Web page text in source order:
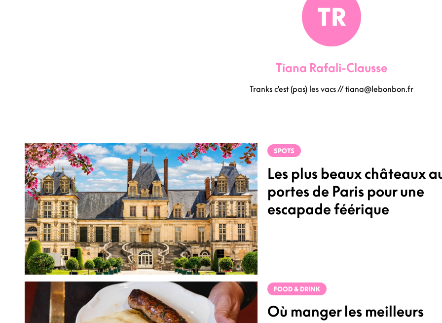
TR
Tiana Rafali-Clausse
Tranks c'est (pas) les vacs // tiana@lebonbon.fr
SPOTS
Les plus beaux châteaux
portes de Paris pour une
escapade féérique
FOOD & DRINK
Où manger les meilleurs